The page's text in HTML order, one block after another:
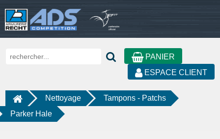
PANIER
ESPACE CLIENT
Nettoyage
Tampons - Patchs
Parker Hale